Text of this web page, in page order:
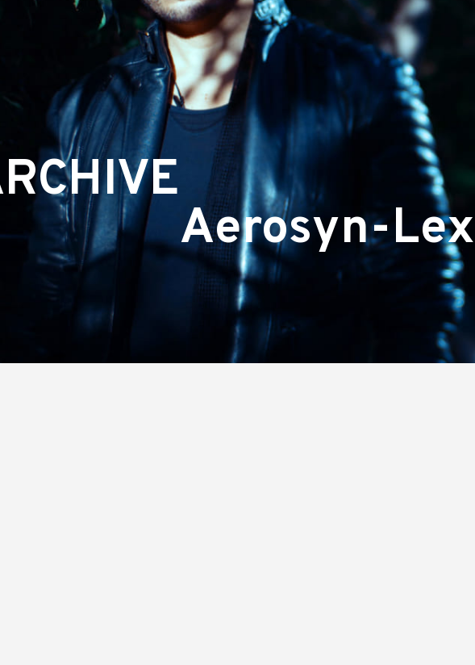
Aerosyn-Lex